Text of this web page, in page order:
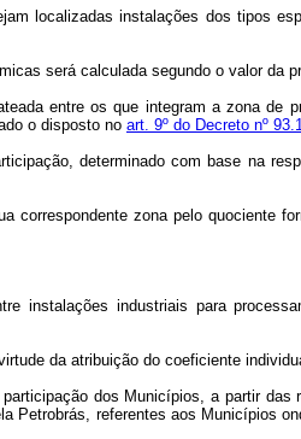
localizadas instalações dos tipos
será calculada segundo o valor da
entre os que integram a zona
o disposto no art. 9º do Decreto nº
determinado com base na
zona pelo quociente
industriais para
da atribuição do coeficiente
dos Municípios, a partir
Petrobrás, referentes aos Municípios